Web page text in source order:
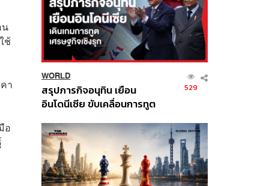
น
ช้
า
อ
WORLD
สรุปภารกิจอนุทิน เยือน
อินโดนีเซีย ขับเคลื่อนการทูต
ส่วนยุทธศาสตร์ไทย –
อินโดนีเซีย
529